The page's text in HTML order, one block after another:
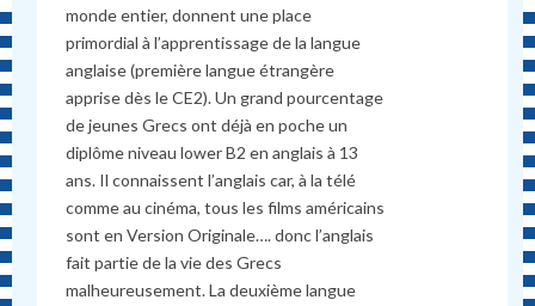
monde entier, donnent une place
primordial à l’apprentissage de la langue
anglaise (première langue étrangère
apprise dès le CE2). Un grand pourcentage
de jeunes Grecs ont déjà en poche un
diplôme niveau lower B2 en anglais à 13
ans. Il connaissent l’anglais car, à la télé
comme au cinéma, tous les films américains
sont en Version Originale…. donc l’anglais
fait partie de la vie des Grecs
malheureusement. La deuxième langue